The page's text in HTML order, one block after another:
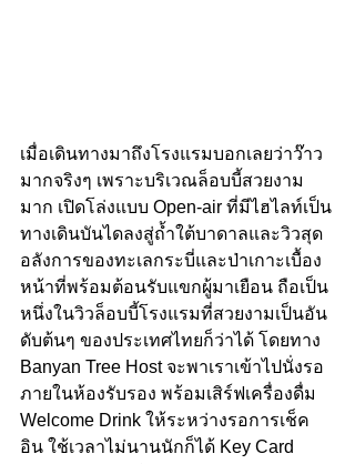
เมื่อเดินทางมาถึงโรงแรมบอกเลยว่าว๊าว
มากจริงๆ เพราะบริเวณล็อบบี้สวยงาม
มาก เปิดโล่งแบบ Open-air ที่มีไฮไลท์เป็น
ทางเดินบันไดลงสู่ถ้ำใต้บาดาลและวิวสุด
อลังการของทะเลกระบี่และป่าเกาะเบื้อง
หน้าที่พร้อมต้อนรับแขกผู้มาเยือน ถือเป็น
หนึ่งในวิวล็อบบี้โรงแรมที่สวยงามเป็นอัน
ดับต้นๆ ของประเทศไทยก็ว่าได้ โดยทาง
Banyan Tree Host จะพาเราเข้าไปนั่งรอ
ภายในห้องรับรอง พร้อมเสิร์ฟเครื่องดื่ม
Welcome Drink ให้ระหว่างรอการเช็ค
อิน ใช้เวลาไม่นานนักก็ได้ Key Card